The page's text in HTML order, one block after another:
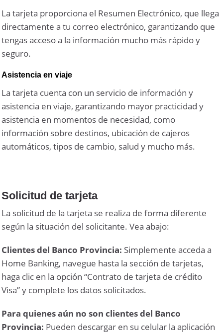
La tarjeta proporciona el Resumen Electrónico, que llega
directamente a tu correo electrónico, garantizando que
tengas acceso a la información mucho más rápido y
seguro.
Asistencia en viaje
La tarjeta cuenta con un servicio de información y
asistencia en viaje, garantizando mayor practicidad y
asistencia en momentos de necesidad, como
información sobre destinos, ubicación de cajeros
automáticos, tipos de cambio, salud y mucho más.
Solicitud de tarjeta
La solicitud de la tarjeta se realiza de forma diferente
según la situación del solicitante. Vea abajo:
Clientes del Banco Provincia: Simplemente acceda a
Home Banking, navegue hasta la sección de tarjetas,
haga clic en la opción “Contrato de tarjeta de crédito
Visa” y complete los datos solicitados.
Para quienes aún no son clientes del Banco
Provincia: Pueden descargar en su celular la aplicación